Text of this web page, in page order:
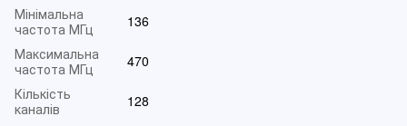
Мінімальна
частота МГц
136
Максимальна
частота МГц
470
Кількість
каналів
128